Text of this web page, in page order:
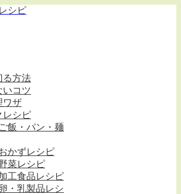
る方法
いコツ
ワザ
レシピ
飯・パン・麺
かずレシピ
菜レシピ
工食品レシピ
・乳製品レシ